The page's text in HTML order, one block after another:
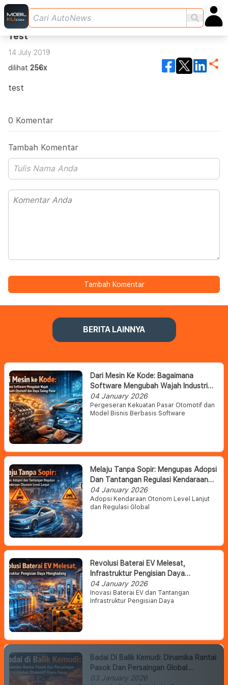
Test
14 July 2019
dilihat 256x
test
0 Komentar
Tambah Komentar
Tambah Komentar
BERITA LAINNYA
Dari Mesin Ke Kode: Bagaimana
Software Mengubah Wajah Industri
Otomotif Dan Daya Saing Pasar
04 January 2026
Pergeseran Kekuatan Pasar Otomotif dan
Model Bisnis Berbasis Software
Melaju Tanpa Sopir: Mengupas Adopsi
Dan Tantangan Regulasi Kendaraan
Otonom Level Lanjut
04 January 2026
Adopsi Kendaraan Otonom Level Lanjut
dan Regulasi Global
Revolusi Baterai EV Melesat,
Infrastruktur Pengisian Daya
Menghadang
04 January 2026
Inovasi Baterai EV dan Tantangan
Infrastruktur Pengisian Daya
Badai Di Balik Kemudi: Dinamika Rantai
Pasok Dan Persaingan Global
Otomotif Makin Panas
03 January 2026